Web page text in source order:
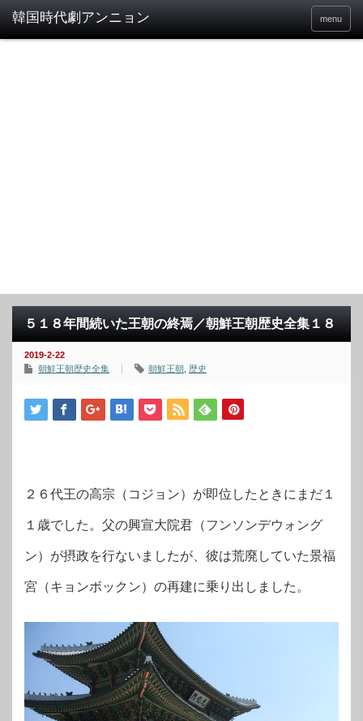
menu
５１８年間続いた王朝の終焉／朝鮮王朝歴史全集１８
2019-2-22
朝鮮王朝歴史全集
朝鮮王朝 歴史
２６代王の高宗（コジョン）が即位したときにまだ１
１歳でした。父の興宣大院君（フンソンデウォング
ン）が摂政を行ないましたが、彼は荒廃していた景福
宮（キョンボックン）の再建に乗り出しました。